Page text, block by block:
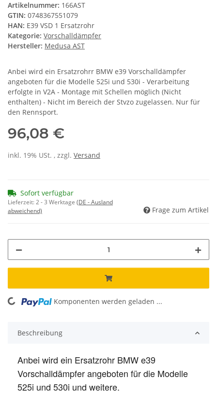
Artikelnummer: 166AST
GTIN: 0748367551079
HAN: E39 VSD 1 Ersatzrohr
Kategorie: Vorschalldämpfer
Hersteller: Medusa AST
Anbei wird ein Ersatzrohrr BMW e39 Vorschalldämpfer
angeboten für die Modelle 525i und 530i - Verarbeitung
erfolgte in V2A - Montage mit Schellen möglich (Nicht
enthalten) - Nicht im Bereich der Stvzo zugelassen. Nur für
den Rennsport.
96,08 €
inkl. 19% USt. , zzgl. Versand
Sofort verfügbar
Lieferzeit:2 - 3 Werktage (DE - Ausland
abweichend)
Frage zum Artikel
Loading... Komponenten werden geladen ...
Beschreibung
Anbei wird ein Ersatzrohr BMW e39
Vorschalldämpfer angeboten für die Modelle
525i und 530i und weitere.